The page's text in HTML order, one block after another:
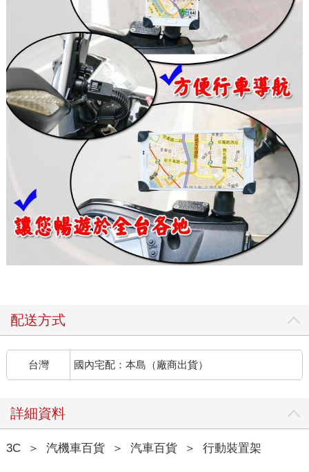
配送方式
台灣 國內宅配：本島（廠商出貨）
詳細資料
3C ＞ 汽機車百貨 ＞ 汽車百貨 ＞ 行動裝置架